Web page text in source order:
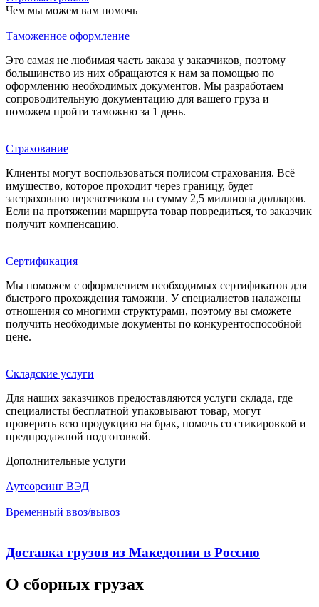
Чем мы можем вам помочь
Таможенное оформление
Это самая не любимая часть заказа у заказчиков, поэтому
большинство из них обращаются к нам за помощью по
оформлению необходимых документов. Мы разработаем
сопроводительную документацию для вашего груза и
поможем пройти таможню за 1 день.
Страхование
Клиенты могут воспользоваться полисом страхования. Всё
имущество, которое проходит через границу, будет
застраховано перевозчиком на сумму 2,5 миллиона долларов.
Если на протяжении маршрута товар повредиться, то заказчик
получит компенсацию.
Сертификация
Мы поможем с оформлением необходимых сертификатов для
быстрого прохождения таможни. У специалистов налажены
отношения со многими структурами, поэтому вы сможете
получить необходимые документы по конкурентоспособной
цене.
Складские услуги
Для наших заказчиков предоставляются услуги склада, где
специалисты бесплатной упаковывают товар, могут
проверить всю продукцию на брак, помочь со стикировкой и
предпродажной подготовкой.
Дополнительные услуги
Аутсорсинг ВЭД
Временный ввоз/вывоз
Доставка грузов из Македонии в Россию
О сборных грузах